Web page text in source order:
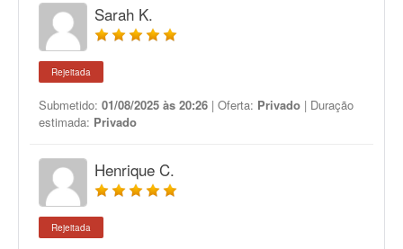
Sarah K.
Rejeitada
Submetido: 01/08/2025 às 20:26 | Oferta: Privado | Duração
estimada: Privado
Henrique C.
Rejeitada